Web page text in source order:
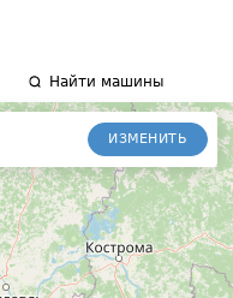
Найти машины
ИЗМЕНИТЬ